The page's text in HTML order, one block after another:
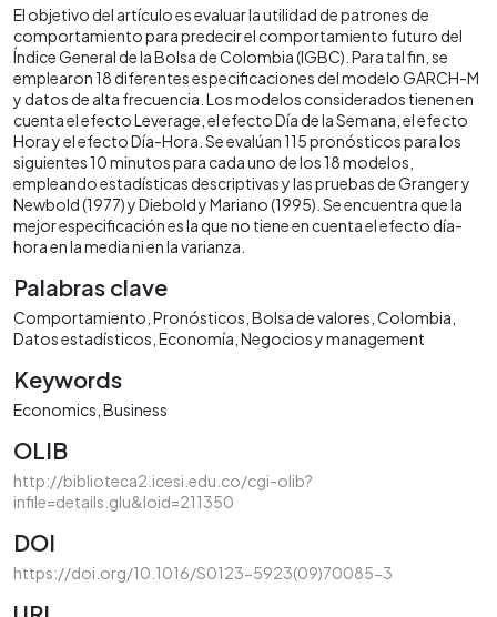
El objetivo del artículo es evaluar la utilidad de patrones de
comportamiento para predecir el comportamiento futuro del
Índice General de la Bolsa de Colombia (IGBC). Para tal fin, se
emplearon 18 diferentes especificaciones del modelo GARCH-M
y datos de alta frecuencia. Los modelos considerados tienen en
cuenta el efecto Leverage, el efecto Día de la Semana, el efecto
Hora y el efecto Día-Hora. Se evalúan 115 pronósticos para los
siguientes 10 minutos para cada uno de los 18 modelos,
empleando estadísticas descriptivas y las pruebas de Granger y
Newbold (1977) y Diebold y Mariano (1995). Se encuentra que la
mejor especificación es la que no tiene en cuenta el efecto día-
hora en la media ni en la varianza.
Palabras clave
Comportamiento Pronósticos Bolsa de valores Colombia
Datos estadísticos Economía Negocios y management
Keywords
Economics Business
OLIB
http://biblioteca2.icesi.edu.co/cgi-olib?
infile=details.glu&loid=211350
DOI
https://doi.org/10.1016/S0123-5923(09)70085-3